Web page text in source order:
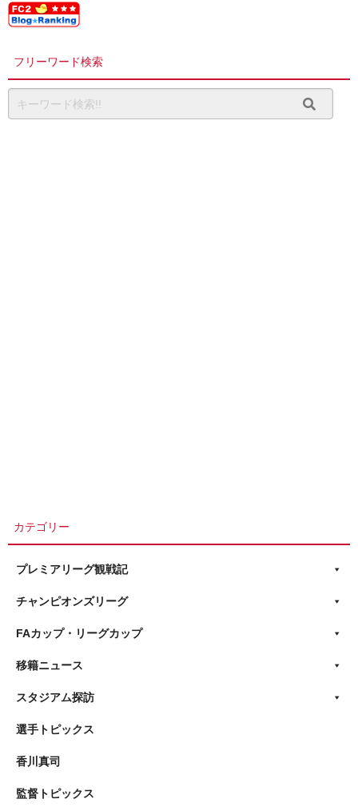
フリーワード検索
カテゴリー
プレミアリーグ観戦記
チャンピオンズリーグ
FAカップ・リーグカップ
移籍ニュース
スタジアム探訪
選手トピックス
香川真司
監督トピックス